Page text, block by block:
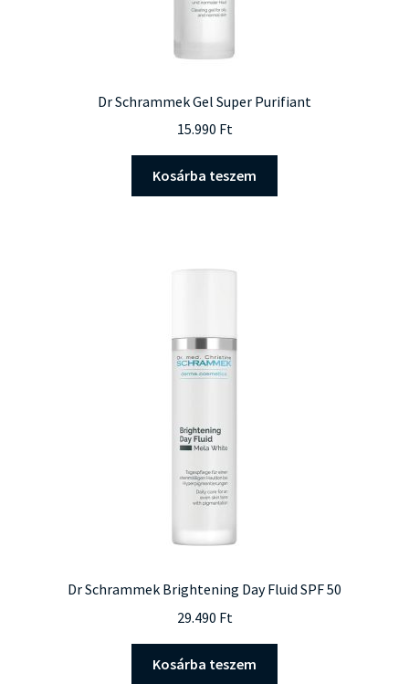
Dr Schrammek Gel Super Purifiant
15.990 Ft
Kosárba teszem
Dr Schrammek Brightening Day Fluid SPF 50
29.490 Ft
Kosárba teszem